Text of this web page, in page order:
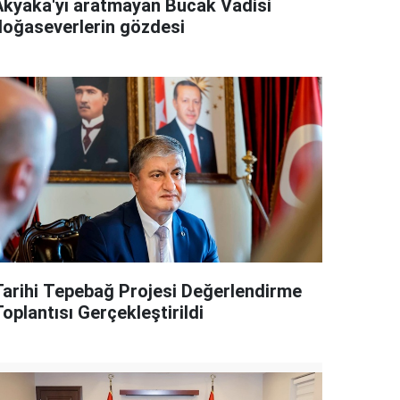
aratmayan Bucak Vadisi
gözdesi
Tepebağ Projesi Değerlendirme
Gerçekleştirildi